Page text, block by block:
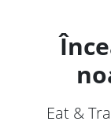
Eat &